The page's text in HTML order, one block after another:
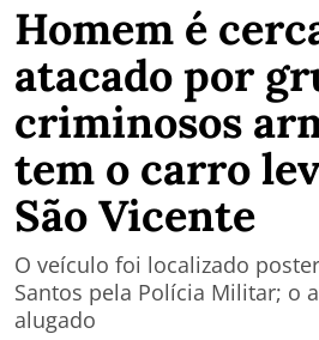
Homem é
atacado por
criminosos
tem o carro
São Vicente
O veículo foi localizado
Santos pela Polícia Militar; o
alugado